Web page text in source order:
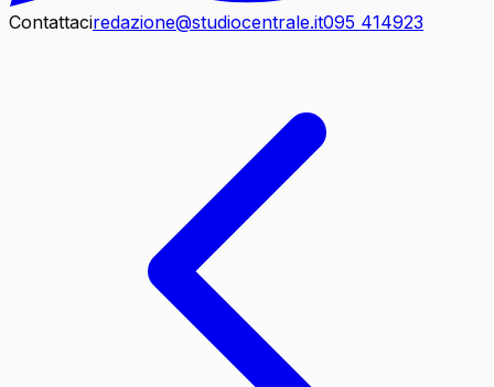
Contattaciredazione@studiocentrale.it095 414923